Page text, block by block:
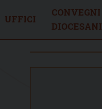
UFFICI
CONVEGNI
DIOCESANI